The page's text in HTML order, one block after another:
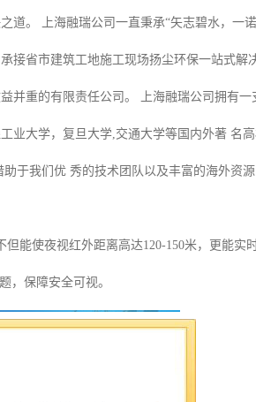
道。 上海融瑞公司一直秉承“矢志碧水，一
省市建筑工地施工现场扬尘环保一站式解
并重的有限责任公司。 上海融瑞公司拥有一
业大学，复旦大学,交通大学等国内外著 名
于我们优 秀的技术团队以及丰富的海外资
能使夜视红外距离高达120-150米，更能实
，保障安全可视。